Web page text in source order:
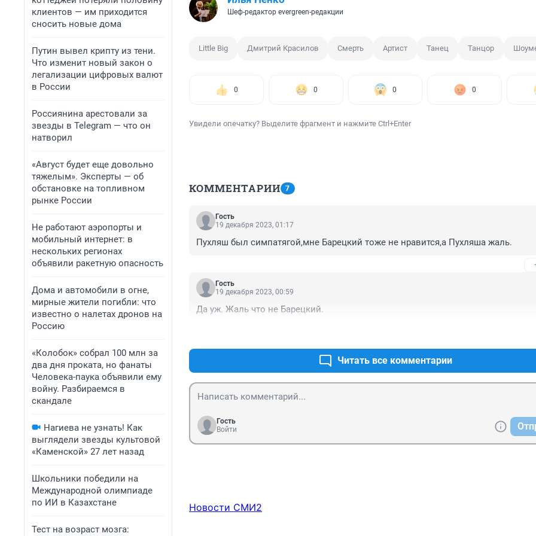
клиентов — им приходится
сносить новые дома
Путин вывел крипту из тени.
Что изменит новый закон о
легализации цифровых валют
в России
Россиянина арестовали за
звезды в Telegram — что он
натворил
«Август будет еще довольно
тяжелым». Эксперты — об
обстановке на топливном
рынке России
Не работают аэропорты и
мобильный интернет: в
нескольких регионах
объявили ракетную опасность
Дома и автомобили в огне,
мирные жители погибли: что
известно о налетах дронов на
Россию
«Колобок» собрал 100 млн за
два дня проката, но фанаты
Человека-паука объявили ему
войну. Разбираемся в
скандале
Нагиева не узнать! Как
выглядели звезды культовой
«Каменской» 27 лет назад
Школьники победили на
Международной олимпиаде
по ИИ в Казахстане
Тест на возраст мозга:
Шеф-редактор evergreen-редакции
Little Big Дмитрий Красилов Смерть Артист Танец Танцор
0 0 0 0
Увидели опечатку? Выделите фрагмент и нажмите Ctrl+Enter
КОММЕНТАРИИ 7
Гость
19 декабря 2023, 01:17
Пухляш был симпатягой,мне Барецкий тоже не нравится,а Пухляша жаль.
Гость
19 декабря 2023, 00:59
Да уж. Жаль что не Барецкий.
Читать все комментарии
Гость
Войти
Новости СМИ2